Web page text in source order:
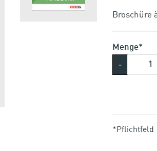
Menge*
-
*Pflichtfeld